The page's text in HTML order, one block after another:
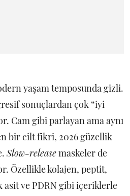
yaşam temposunda gizli.
sonuçlardan çok “iyi
Cam gibi parlayan ama aynı
bir cilt fikri, 2026 güzellik
Slow-releasemaskeler de
Özellikle kolajen, peptit,
ve PDRN gibi içeriklerle